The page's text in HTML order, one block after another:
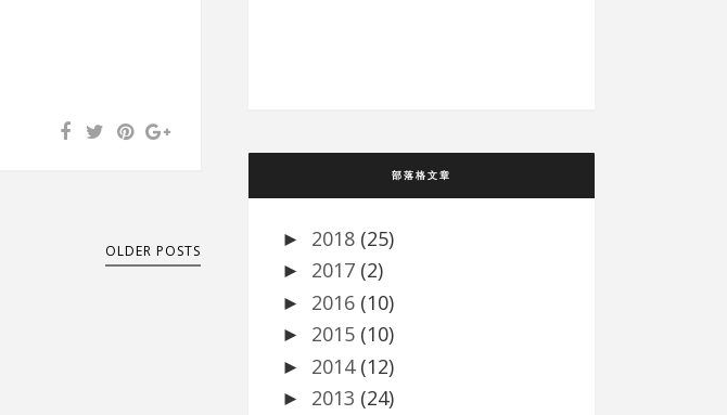
OLDER POSTS
部落格文章
► 2018 (25)
► 2017 (2)
► 2016 (10)
► 2015 (10)
► 2014 (12)
► 2013 (24)